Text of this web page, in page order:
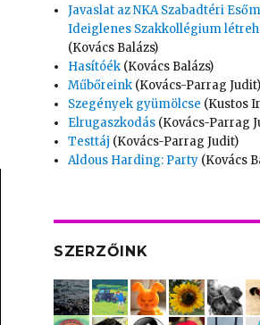
Javaslat az NKA Szabadtéri
Ideiglenes Szakkollégium
(Kovács Balázs)
Hasítóék (Kovács Balázs)
Műbőreink (Kovács-Parrag Judit)
Szegények gyümölcse (Kustos
Elrugaszkodás (Kovács-Parrag
Testtáj (Kovács-Parrag Judit)
Aldous Harding: Party (Kovács
SZERZŐINK